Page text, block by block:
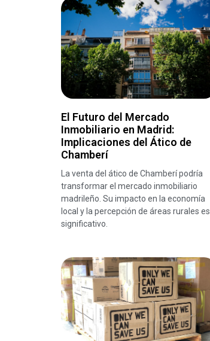
El Futuro del Mercado
Inmobiliario en Madrid:
Implicaciones del Ático de
Chamberí
La venta del ático de Chamberí podría
transformar el mercado inmobiliario
madrileño. Su impacto en la economía
local y la percepción de áreas rurales es
significativo.